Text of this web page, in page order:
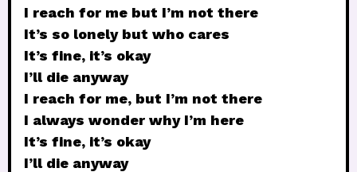
I reach for me but I’m not there
It’s so lonely but who cares
It’s fine, it’s okay
I’ll die anyway
I reach for me, but I’m not there
I always wonder why I’m here
It’s fine, it’s okay
I’ll die anyway